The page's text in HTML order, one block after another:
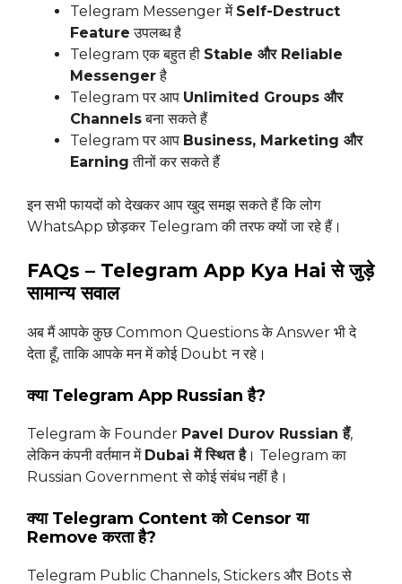
Telegram Messenger में Self-Destruct
Feature उपलब्ध है
Telegram एक बहुत ही Stable और Reliable
Messengerहै
Telegram पर आप Unlimited Groups और
Channelsबना सकते हैं
Telegram पर आप Business, Marketing और
Earning तीनों कर सकते हैं
इन सभी फायदों को देखकर आप खुद समझ सकते हैं कि लोग
WhatsApp छोड़कर Telegram की तरफ क्यों जा रहे हैं।
FAQs – Telegram App Kya Hai से जुड़े
सामान्य सवाल
अब मैं आपके कुछ Common Questions के Answer भी दे
देता हूँ, ताकि आपके मन में कोई Doubt न रहे।
क्या Telegram App Russian है?
Telegram के Founder Pavel Durov Russian हैं,
लेकिन कंपनी वर्तमान में Dubai में स्थित है। Telegram का
Russian Government से कोई संबंध नहीं है।
क्या Telegram Content को Censor या
Remove करता है?
Telegram Public Channels, Stickers और Bots से